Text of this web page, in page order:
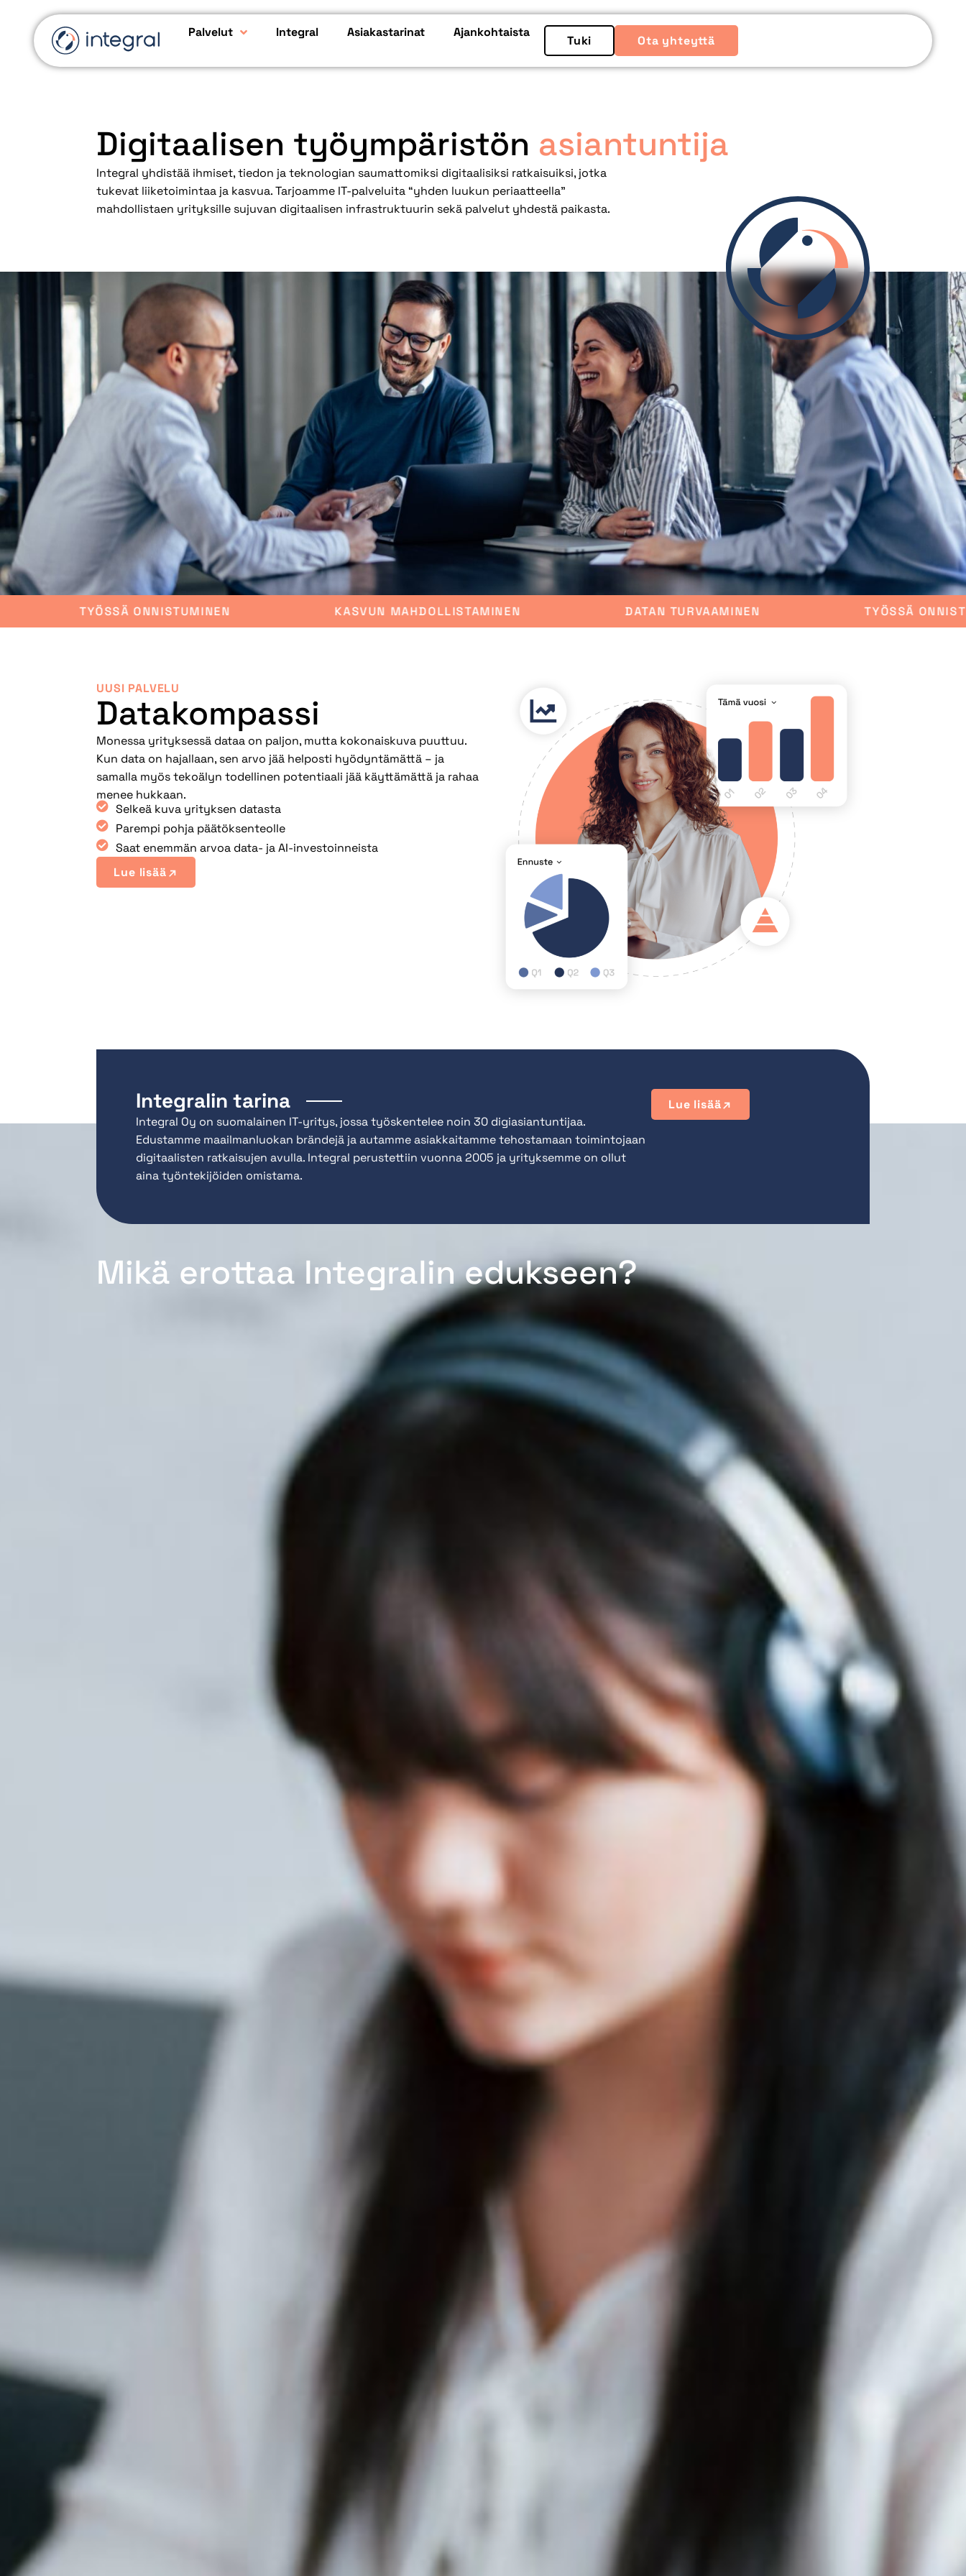
Palvelut Integral Asiakastarinat Ajankohtaista
Tuki Ota yhteyttä
Digitaalisen työympäristön asiantuntija
Integral yhdistää ihmiset, tiedon ja teknologian saumattomiksi digitaalisiksi ratkaisuiksi, jotka
tukevat liiketoimintaa ja kasvua. Tarjoamme IT-palveluita “yhden luukun periaatteella”
mahdollistaen yrityksille sujuvan digitaalisen infrastruktuurin sekä palvelut yhdestä paikasta.
KASVUN MAHDOLLISTAMINEN DATAN TURVAAMINEN TYÖSSÄ ONNISTUMINEN
UUSI PALVELU
Datakompassi
Monessa yrityksessä dataa on paljon, mutta kokonaiskuva puuttuu.
Kun data on hajallaan, sen arvo jää helposti hyödyntämättä – ja
samalla myös tekoälyn todellinen potentiaali jää käyttämättä ja rahaa
menee hukkaan.
Selkeä kuva yrityksen datasta
Parempi pohja päätöksenteolle
Saat enemmän arvoa data- ja AI-investoinneista
Lue lisää
Integralin tarina
Integral Oy on suomalainen IT-yritys, jossa työskentelee noin 30 digiasiantuntijaa.
Edustamme maailmanluokan brändejä ja autamme asiakkaitamme tehostamaan toimintojaan
digitaalisten ratkaisujen avulla. Integral perustettiin vuonna 2005 ja yrityksemme on ollut
aina työntekijöiden omistama.
Lue lisää
Mikä erottaa Integralin edukseen?
01. Asiakaslähtöisyys
Olemme aidosti asiakkaidemme tukena ja toimimme ihmiseltä ihmiselle. Välittävä asiakaspalvelumme
tarjoaa nopeaa apua, sillä meille on tärkeää tukea ihmisten onnistumista työssään.